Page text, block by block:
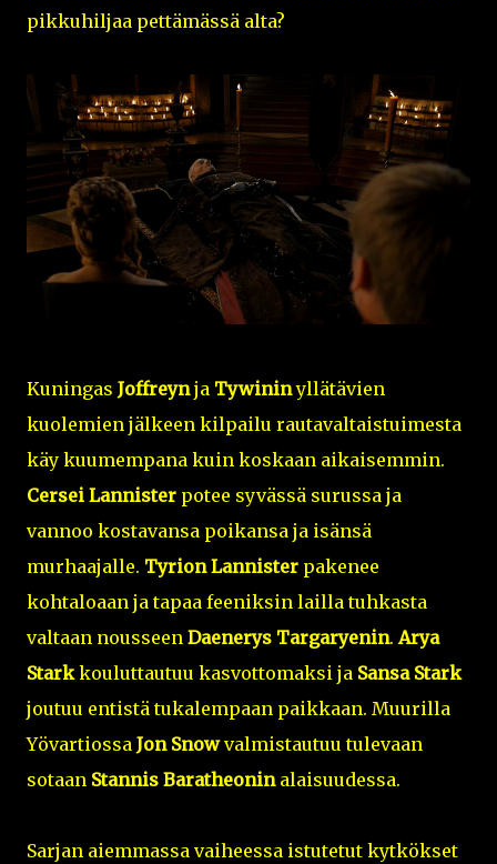
pikkuhiljaa pettämässä alta?
Kuningas Joffreynja Tywininyllätävien
kuolemien jälkeen kilpailu rautavaltaistuimesta
käy kuumempana kuin koskaan aikaisemmin.
Cersei Lannister potee syvässä surussa ja
vannoo kostavansa poikansa ja isänsä
murhaajalle. Tyrion Lannister pakenee
kohtaloaan ja tapaa feeniksin lailla tuhkasta
valtaan nousseen Daenerys Targaryenin.Arya
Starkkouluttautuu kasvottomaksi ja Sansa Stark
joutuu entistä tukalempaan paikkaan. Muurilla
Yövartiossa Jon Snowvalmistautuu tulevaan
sotaan Stannis Baratheoninalaisuudessa.
Sarjan aiemmassa vaiheessa istutetut kytkökset